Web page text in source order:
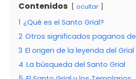
Contenidos ocultar
1 ¿Qué es el Santo Grial?
2 Otros significados paganos
3 El origen de la leyenda del Grial
4 La búsqueda del Santo Grial